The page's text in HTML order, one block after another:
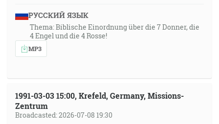
РУССКИЙ ЯЗЫК
Thema: Biblische Einordnung über die 7 Donner, die
4 Engel und die 4 Rosse!
MP3
1991-03-03 15:00, Krefeld, Germany, Missions-
Zentrum
Broadcasted: 2026-07-08 19:30